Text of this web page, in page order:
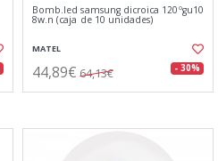
Bomb.led samsung dicroica 120ºgu10
8w.n (caja de 10 unidades)
MATEL
44,89€ 64,13€ - 30%